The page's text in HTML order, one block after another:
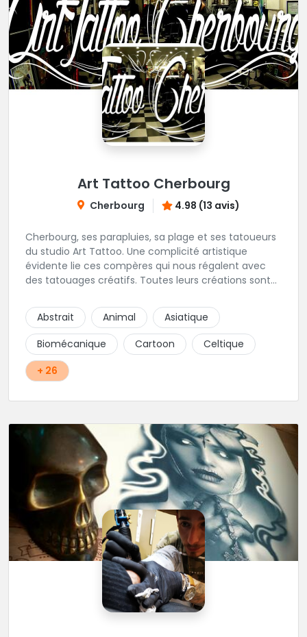
Art Tattoo Cherbourg
Cherbourg 4.98 (13 avis)
Cherbourg, ses parapluies, sa plage et ses tatoueurs
du studio Art Tattoo. Une complicité artistique
évidente lie ces compères qui nous régalent avec
des tatouages créatifs. Toutes leurs créations sont
d'hygiène les plus strictes. Du new-school, du old
school, fantasy ou encore réaliste, Niko, Anthony,
Cody et les nombreux Guest seront adapter vos
idées en tatouages uniques et créatifs.
Abstrait Animal
Asiatique
Biomécanique
Cartoon
Celtique
+ 26